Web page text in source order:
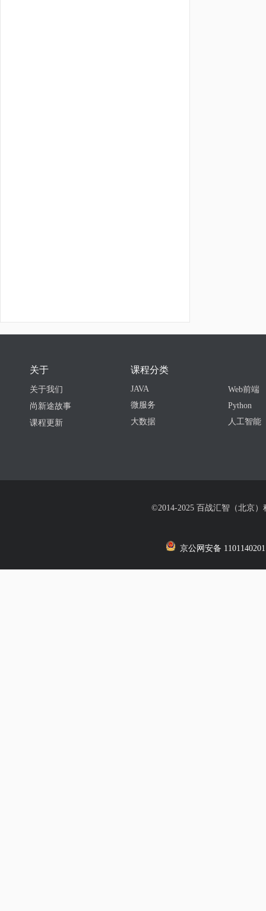
关于
关于我们
尚新途故事
课程更新
课程分类
JAVA
微服务
大数据
Web前端
Python
人工智能
©2014-2025 百战汇智（北京
京公网安备